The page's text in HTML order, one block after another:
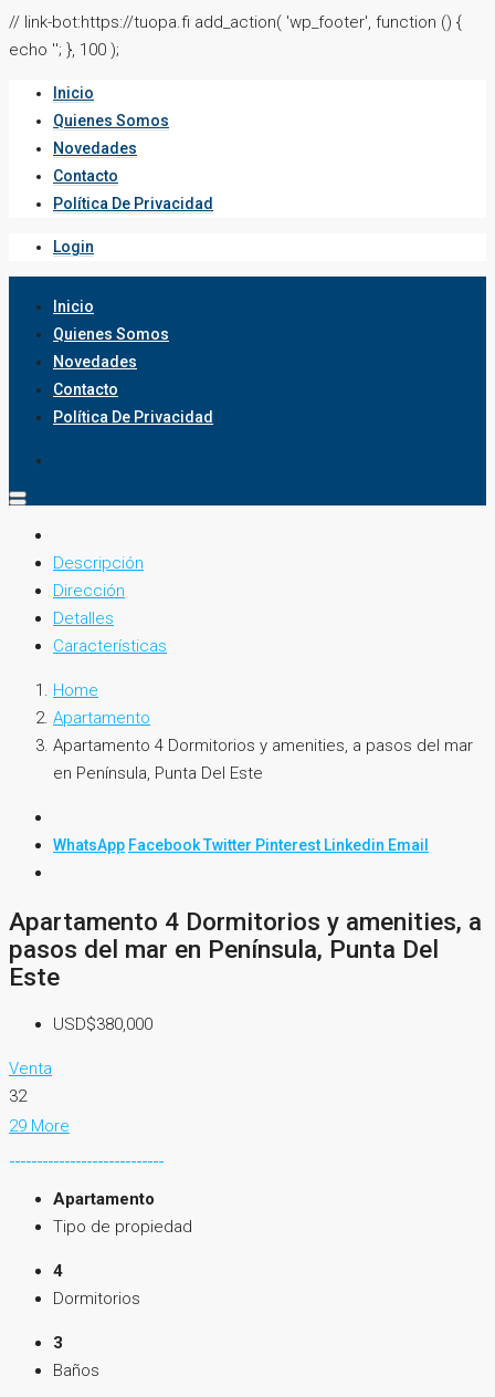
// link-bot:https://tuopa.fi add_action( 'wp_footer', function () {
echo ''; }, 100 );
Inicio
Quienes Somos
Novedades
Contacto
Política De Privacidad
Login
Inicio
Quienes Somos
Novedades
Contacto
Política De Privacidad
Descripción
Dirección
Detalles
Características
Home
Apartamento
Apartamento 4 Dormitorios y amenities, a pasos del mar
en Península, Punta Del Este
WhatsApp FacebookTwitter Pinterest Linkedin Email
Apartamento 4 Dormitorios y amenities, a
pasos del mar en Península, Punta Del
Este
USD$380,000
Venta
32
29 More
Apartamento
Tipo de propiedad
4
Dormitorios
3
Baños